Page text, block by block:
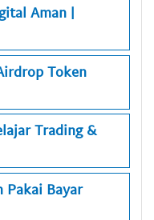
Aman |
Token
Trading &
Pakai Bayar